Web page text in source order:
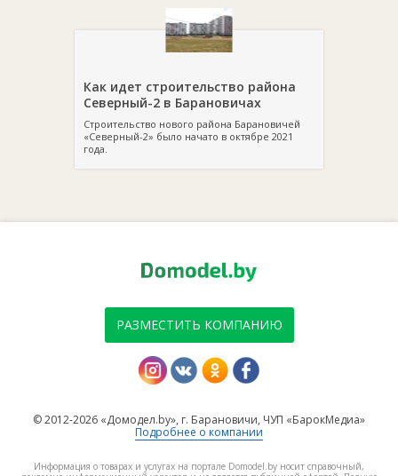
Как идет строительство района
Северный-2 в Барановичах
Строительство нового района Барановичей
«Северный-2» было начато в октябре 2021
года.
РАЗМЕСТИТЬ КОМПАНИЮ
© 2012-2026 «Домодел.by», г. Барановичи, ЧУП «БарокМедиа»
Подробнее о компании
Информация о товарах и услугах на портале Domodel.by носит справочный,